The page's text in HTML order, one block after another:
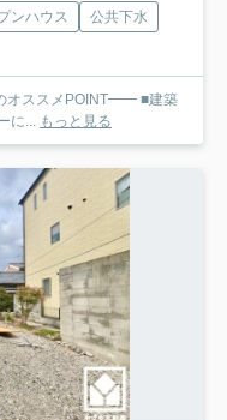
ンハウス
公共下水
に... もっと見る